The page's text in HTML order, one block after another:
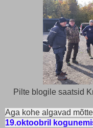
Pilte blogile saatsid
Aga kohe algavad
19.oktoobril